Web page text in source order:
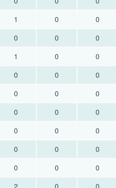
1 0 0
0 0 0
1 0 0
0 0 0
0 0 0
0 0 0
0 0 0
0 0 0
0 0 0
2 0 0